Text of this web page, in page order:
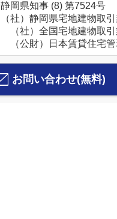
静岡県知事 (8) 第7524号
（社）静岡県宅地建物取
（社）全国宅地建物取引
（公財）日本賃貸住宅管
お問い合わせ(無料)